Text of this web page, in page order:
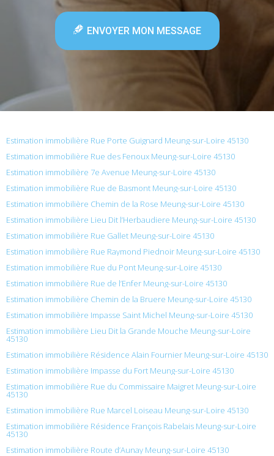
ENVOYER MON MESSAGE
Estimation immobilière Rue Porte Guignard Meung-sur-Loire 45130
Estimation immobilière Rue des Fenoux Meung-sur-Loire 45130
Estimation immobilière 7e Avenue Meung-sur-Loire 45130
Estimation immobilière Rue de Basmont Meung-sur-Loire 45130
Estimation immobilière Chemin de la Rose Meung-sur-Loire 45130
Estimation immobilière Lieu Dit l’Herbaudiere Meung-sur-Loire 45130
Estimation immobilière Rue Gallet Meung-sur-Loire 45130
Estimation immobilière Rue Raymond Piednoir Meung-sur-Loire 45130
Estimation immobilière Rue du Pont Meung-sur-Loire 45130
Estimation immobilière Rue de l’Enfer Meung-sur-Loire 45130
Estimation immobilière Chemin de la Bruere Meung-sur-Loire 45130
Estimation immobilière Impasse Saint Michel Meung-sur-Loire 45130
Estimation immobilière Lieu Dit la Grande Mouche Meung-sur-Loire
45130
Estimation immobilière Résidence Alain Fournier Meung-sur-Loire 45130
Estimation immobilière Impasse du Fort Meung-sur-Loire 45130
Estimation immobilière Rue du Commissaire Maigret Meung-sur-Loire
45130
Estimation immobilière Rue Marcel Loiseau Meung-sur-Loire 45130
Estimation immobilière Résidence François Rabelais Meung-sur-Loire
45130
Estimation immobilière Route d’Aunay Meung-sur-Loire 45130